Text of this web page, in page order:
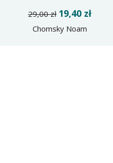
29,00 zł 19,40 zł
Chomsky Noam